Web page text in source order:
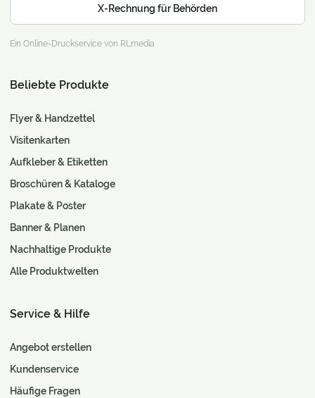
X-Rechnung für Behörden
Ein Online-Druckservice von RLmedia
Beliebte Produkte
Flyer & Handzettel
Visitenkarten
Aufkleber & Etiketten
Broschüren & Kataloge
Plakate & Poster
Banner & Planen
Nachhaltige Produkte
Alle Produktwelten
Service & Hilfe
Angebot erstellen
Kundenservice
Häufige Fragen